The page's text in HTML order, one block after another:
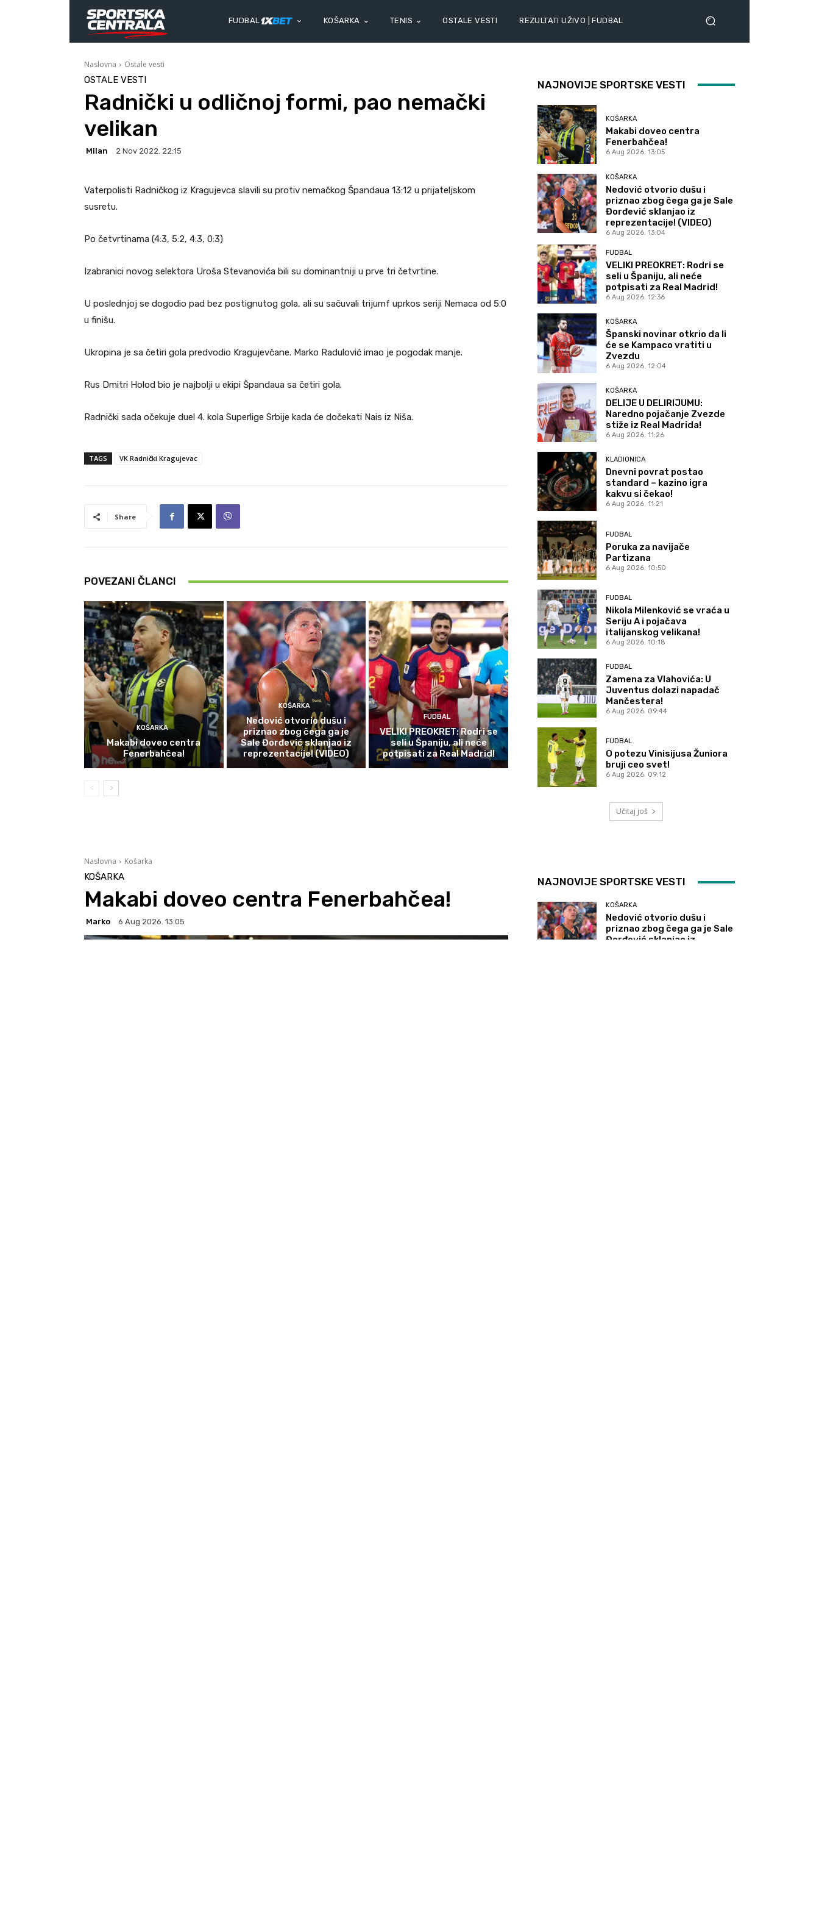
FUDBAL KOŠARKA TENIS OSTALE VESTI REZULTATI UŽIVO | FUDBAL
Naslovna Ostale vesti
OSTALE VESTI
Radnički u odličnoj formi, pao nemački
velikan
Milan 2 Nov 2022. 22:15
Vaterpolisti Radničkog iz Kragujevca slavili su protiv nemačkog Špandaua 13:12 u prijateljskom
susretu.
Po četvrtinama (4:3, 5:2, 4:3, 0:3)
Izabranici novog selektora Uroša Stevanovića bili su dominantniji u prve tri četvrtine.
U poslednjoj se dogodio pad bez postignutog gola, ali su sačuvali trijumf uprkos seriji Nemaca od 5:0
u finišu.
Ukropina je sa četiri gola predvodio Kragujevčane. Marko Radulović imao je pogodak manje.
Rus Dmitri Holod bio je najbolji u ekipi Špandaua sa četiri gola.
Radnički sada očekuje duel 4. kola Superlige Srbije kada će dočekati Nais iz Niša.
TAGS VK Radnički Kragujevac
Share
POVEZANI ČLANCI
KOŠARKA
Makabi doveo centra
Fenerbahčea!
KOŠARKA
Nedović otvorio dušu i
priznao zbog čega ga je
Sale Đorđević sklanjao iz
reprezentacije! (VIDEO)
FUDBAL
VELIKI PREOKRET: Rodri se
seli u Španiju, ali neće
potpisati za Real Madrid!
NAJNOVIJE SPORTSKE VESTI
KOŠARKA
Makabi doveo centra
Fenerbahčea!
6 Aug 2026. 13:05
KOŠARKA
Nedović otvorio dušu i
priznao zbog čega ga je Sale
Đorđević sklanjao iz
reprezentacije! (VIDEO)
6 Aug 2026. 13:04
FUDBAL
VELIKI PREOKRET: Rodri se
seli u Španiju, ali neće
potpisati za Real Madrid!
6 Aug 2026. 12:36
KOŠARKA
Španski novinar otkrio da li
će se Kampaco vratiti u
Zvezdu
6 Aug 2026. 12:04
KOŠARKA
DELIJE U DELIRIJUMU:
Naredno pojačanje Zvezde
stiže iz Real Madrida!
6 Aug 2026. 11:26
KLADIONICA
Dnevni povrat postao
standard – kazino igra
kakvu si čekao!
6 Aug 2026. 11:21
FUDBAL
Poruka za navijače
Partizana
6 Aug 2026. 10:50
FUDBAL
Nikola Milenković se vraća u
Seriju A i pojačava
italijanskog velikana!
6 Aug 2026. 10:18
FUDBAL
Zamena za Vlahovića: U
Juventus dolazi napadač
Mančestera!
6 Aug 2026. 09:44
FUDBAL
O potezu Vinisijusa Žuniora
bruji ceo svet!
6 Aug 2026. 09:12
Učitaj još